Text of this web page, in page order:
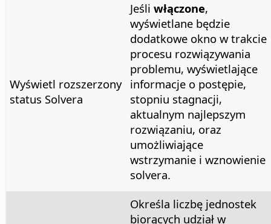
Wyświetl rozszerzony
status Solvera
Jeśli włączone,
wyświetlane będzie
dodatkowe okno w trakcie
procesu rozwiązywania
problemu, wyświetlające
informacje o postępie,
stopniu stagnacji,
aktualnym najlepszym
rozwiązaniu, oraz
umożliwiające
wstrzymanie i wznowienie
solvera.
Określa liczbę jednostek
biorących udział w